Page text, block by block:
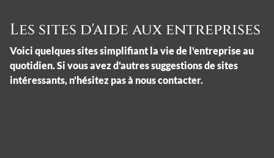
Les sites d'aide aux entreprises
Voici quelques sites simplifiant la vie de l'entreprise au
quotidien. Si vous avez d'autres suggestions de sites
intéressants, n'hésitez pas à nous contacter.